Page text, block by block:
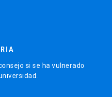
si se ha vulnerado